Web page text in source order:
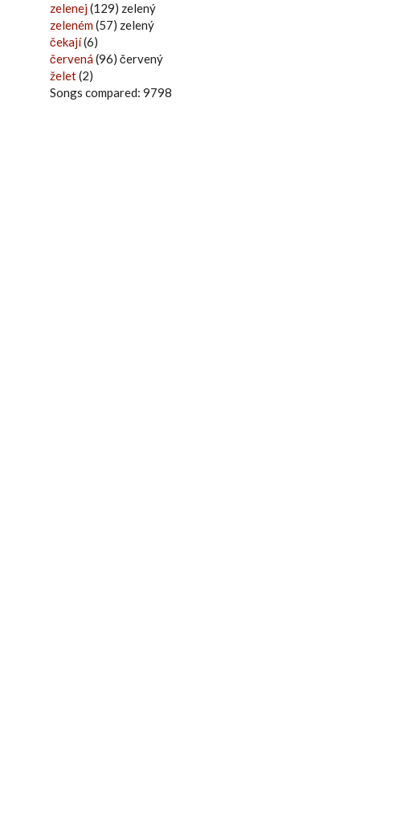
zelenej(129) zelený
zeleném(57) zelený
čekají(6)
červená(96) červený
želet(2)
Songs compared: 9798